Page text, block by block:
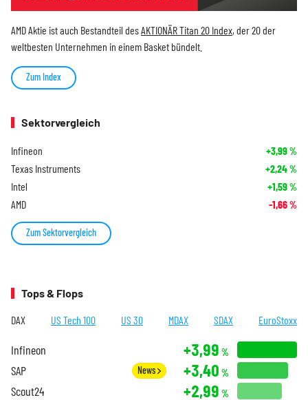
AMD Aktie ist auch Bestandteil desAKTIONÄR Titan 20 Index, der 20 der
weltbesten Unternehmen in einem Basket bündelt.
Zum Index
Sektorvergleich
Infineon +3,99%
Texas Instruments +2,24%
Intel +1,59%
AMD -1,66%
Zum Sektorvergleich
Tops & Flops
DAX US Tech 100 US 30 MDAX SDAX EuroStoxx
Infineon +3,99 %
SAP News +3,40 %
Scout24 +2,99 %